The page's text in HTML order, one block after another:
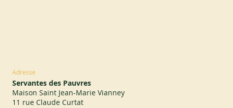
Adresse
Servantes des Pauvres
Maison Saint Jean-Marie Vianney
11 rue Claude Curtat